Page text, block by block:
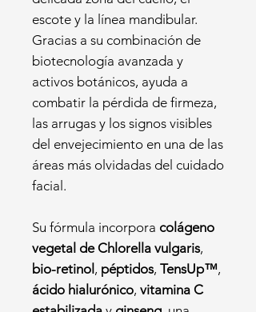
escote y la línea mandibular.
Gracias a su combinación de
biotecnología avanzada y
activos botánicos, ayuda a
combatir la pérdida de firmeza,
las arrugas y los signos visibles
del envejecimiento en una de las
áreas más olvidadas del cuidado
facial.
Su fórmula incorpora colágeno
vegetal de Chlorella vulgaris,
bio-retinol, péptidos, TensUp™,
ácido hialurónico, vitamina C